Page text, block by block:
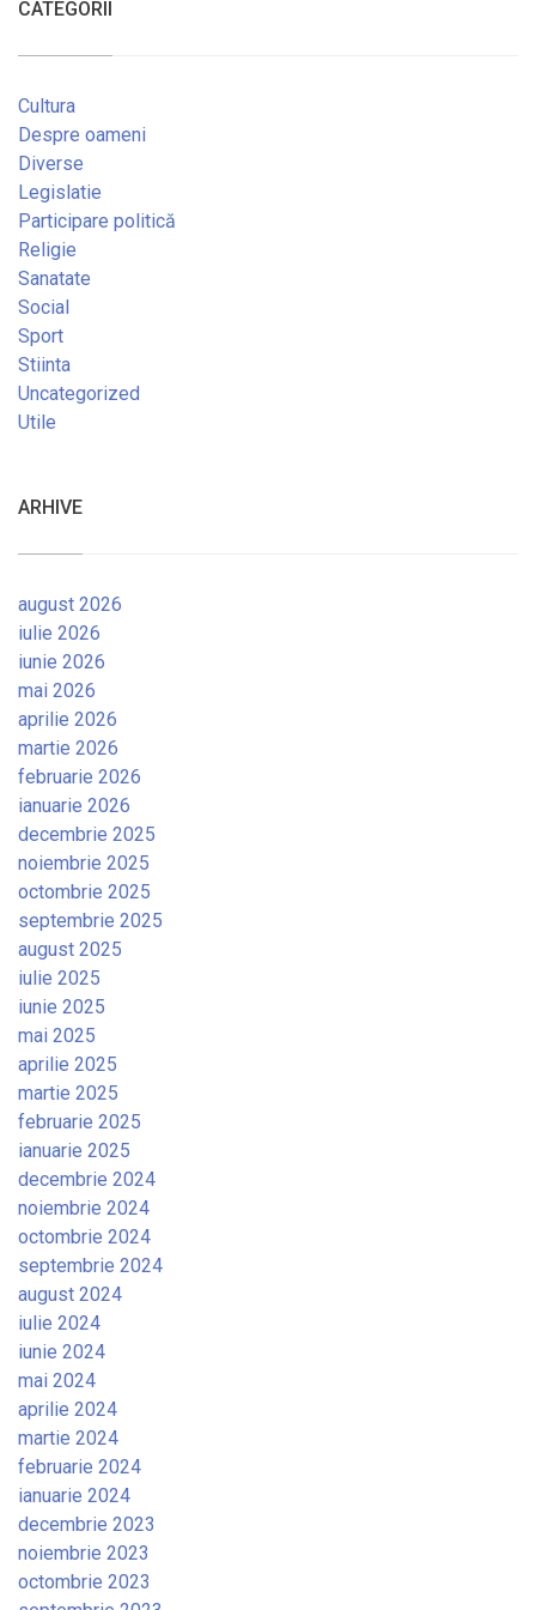
CATEGORII
Cultura
Despre oameni
Diverse
Legislatie
Participare politică
Religie
Sanatate
Social
Sport
Stiinta
Uncategorized
Utile
ARHIVE
august 2026
iulie 2026
iunie 2026
mai 2026
aprilie 2026
martie 2026
februarie 2026
ianuarie 2026
decembrie 2025
noiembrie 2025
octombrie 2025
septembrie 2025
august 2025
iulie 2025
iunie 2025
mai 2025
aprilie 2025
martie 2025
februarie 2025
ianuarie 2025
decembrie 2024
noiembrie 2024
octombrie 2024
septembrie 2024
august 2024
iulie 2024
iunie 2024
mai 2024
aprilie 2024
martie 2024
februarie 2024
ianuarie 2024
decembrie 2023
noiembrie 2023
octombrie 2023